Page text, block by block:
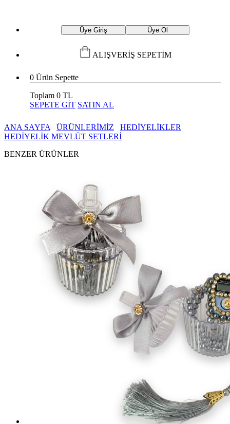
Üye Giriş Üye Ol
ALIŞVERİŞ SEPETİM
0 Ürün Sepette
Toplam 0 TL
SEPETE GİT SATIN AL
ANA SAYFA ÜRÜNLERİMİZ
HEDİYELİKLER
HEDİYELİK MEVLÜT SETLERİ
BENZER ÜRÜNLER